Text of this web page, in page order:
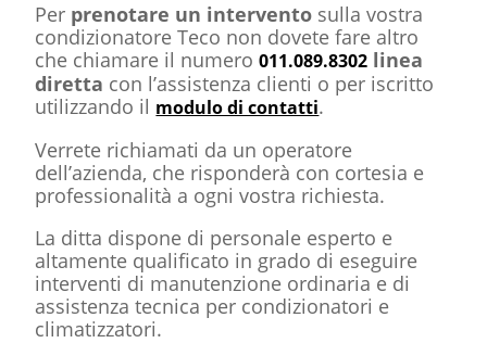
Per prenotare un intervento sulla vostra
condizionatore Teco non dovete fare altro
che chiamare il numero011.089.8302 linea
diretta con l’assistenza clienti o per iscritto
utilizzando il modulo di contatti.
Verrete richiamati da un operatore
dell’azienda, che risponderà con cortesia e
professionalità a ogni vostra richiesta.
La ditta dispone di personale esperto e
altamente qualificato in grado di eseguire
interventi di manutenzione ordinaria e di
assistenza tecnica per condizionatori e
climatizzatori.